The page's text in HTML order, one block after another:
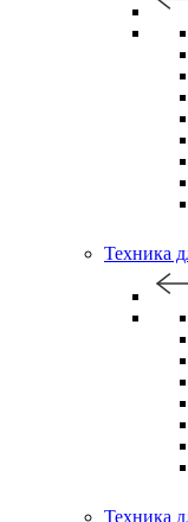
Техника
Техника